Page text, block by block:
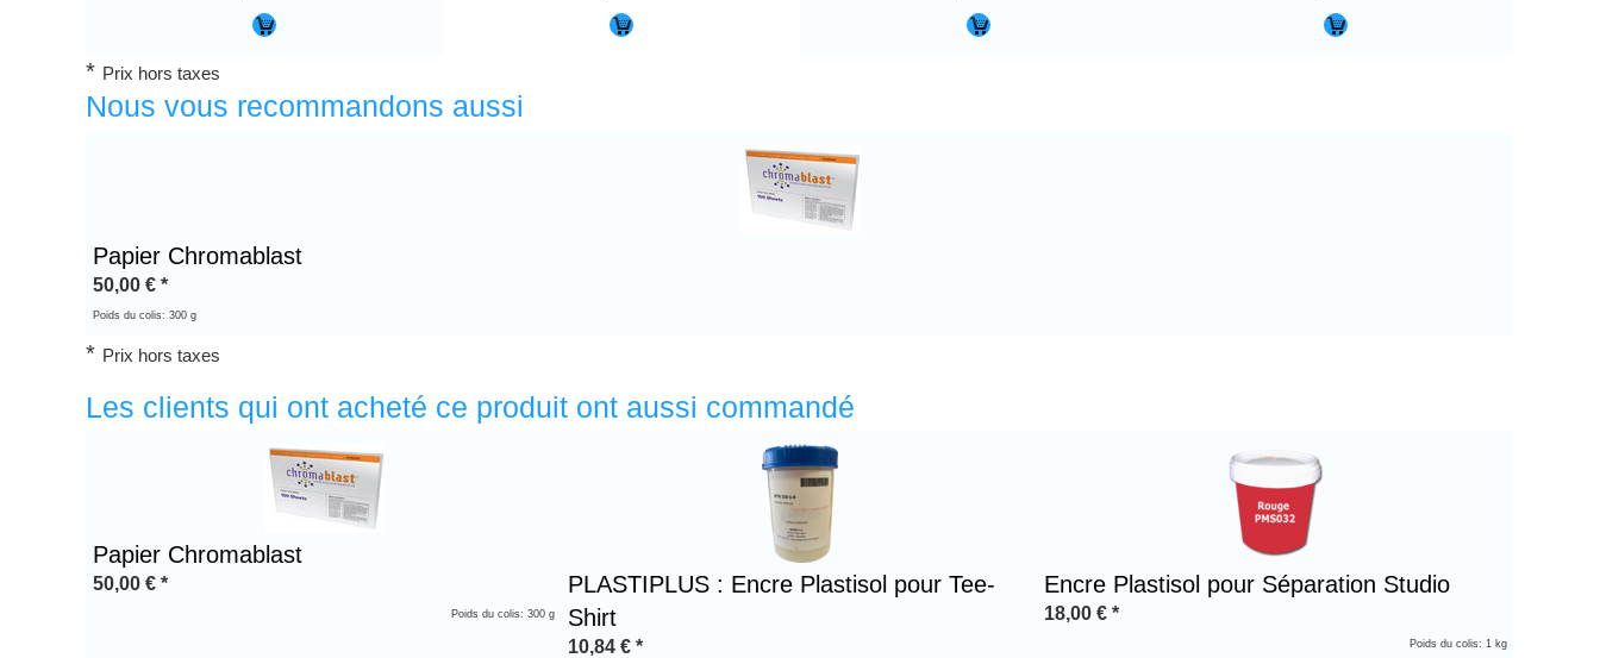
* Prix hors taxes
Nous vous recommandons aussi
Papier Chromablast
50,00 € *
Poids du colis: 300 g
* Prix hors taxes
Les clients qui ont acheté ce produit ont aussi commandé
Papier Chromablast
50,00 € *
Poids du colis: 300 g
PLASTIPLUS : Encre Plastisol pour Tee-
Shirt
10,84 € *
Encre Plastisol pour Séparation Studio
18,00 € *
Poids du colis: 1 kg